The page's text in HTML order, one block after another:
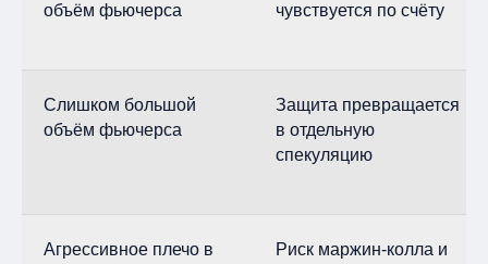
объём фьючерса
чувствуется по счёту
Слишком большой
объём фьючерса
Защита превращается
в отдельную
спекуляцию
Агрессивное плечо в
Риск маржин-колла и